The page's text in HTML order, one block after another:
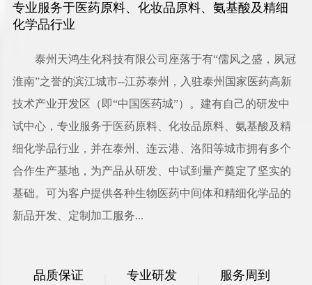
专业服务于医药原料、化妆品原料、氨基酸及精细
化学品行业
泰州天鸿生化科技有限公司 座落于有“儒风之盛，夙冠
淮南”之誉的滨江城市--江苏泰州，入驻泰州国家医药高新
技术产业开发区（即“中国医药城”）。建有自己的研发中
试中心，专业服务于医药原料、化妆品原料、氨基酸及精
细化学品行业，并在泰州、连云港、洛阳等城市拥有多个
合作生产基地，为产品从研发、中试到量产奠定了坚实的
基础。可为客户提供各种生物医药中间体和精细化学品的
新品开发、定制加工服务...
品质保证 专业研发 服务周到